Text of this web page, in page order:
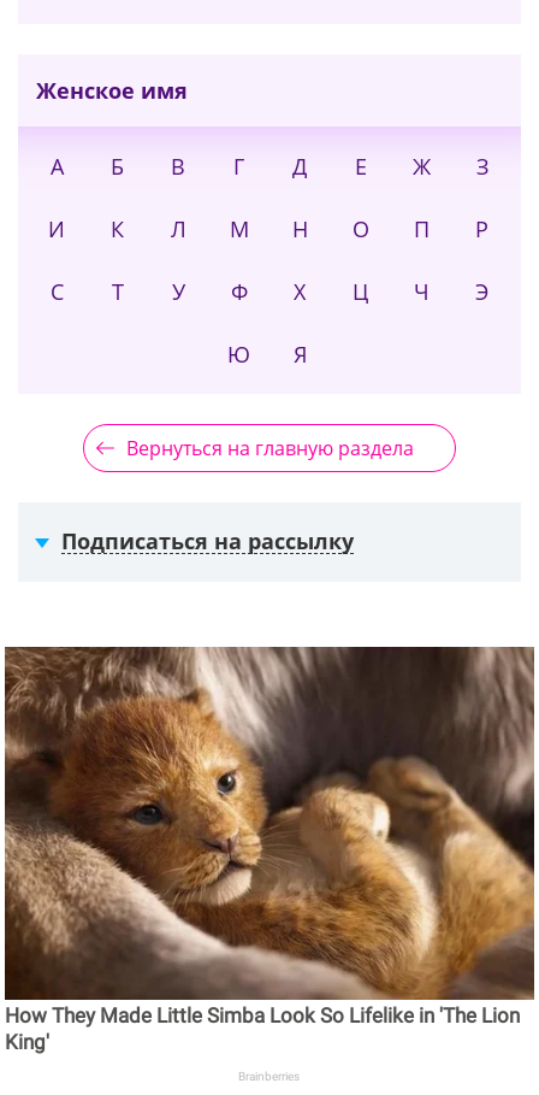
Женское имя
А Б В Г Д Е Ж З
И К Л М Н О П Р
С Т У Ф Х Ц Ч Э
Ю Я
Вернуться на главную раздела
Подписаться на рассылку
How They Made Little Simba Look So Lifelike in 'The Lion
King'
Brainberries